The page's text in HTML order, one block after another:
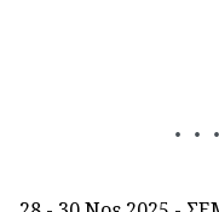
. .